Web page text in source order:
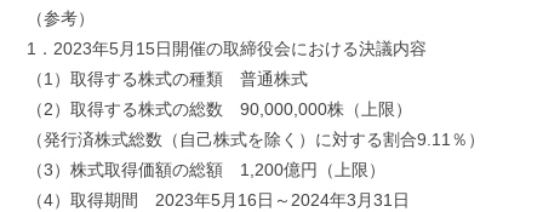
（参考）
1．2023年5月15日開催の取締役会における決議内容
（1）取得する株式の種類 普通株式
（2）取得する株式の総数 90,000,000株（上限）
（発行済株式総数（自己株式を除く）に対する割合9.11％）
（3）株式取得価額の総額 1,200億円（上限）
（4）取得期間 2023年5月16日～2024年3月31日